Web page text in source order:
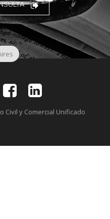
Civil y Comercial Unificado